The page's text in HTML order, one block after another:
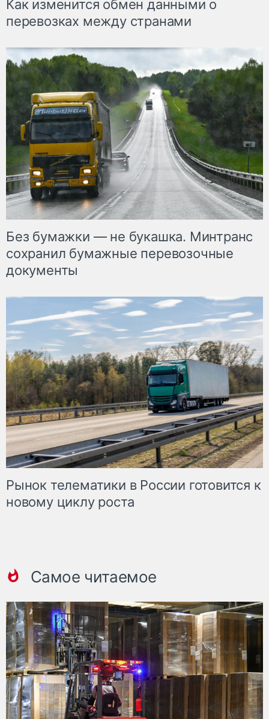
Как изменится обмен данными о
перевозках между странами
Без бумажки — не букашка. Минтранс
сохранил бумажные перевозочные
документы
Рынок телематики в России готовится к
новому циклу роста
Самое читаемое